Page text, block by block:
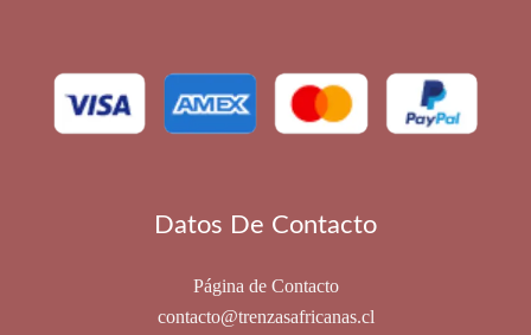
se
pueden
elegir
página
producto
Datos De Contacto
Página de Contacto
contacto@trenzasafricanas.cl